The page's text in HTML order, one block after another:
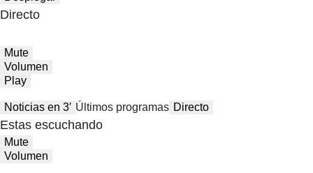
Directo
Mute
Volumen
Play
Noticias en 3′ Últimos programas Directo
Estas escuchando
Mute
Volumen